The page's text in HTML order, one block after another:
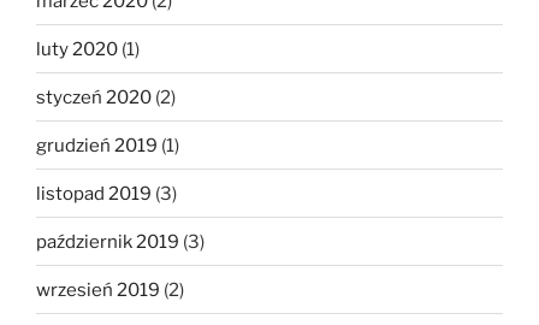
luty 2020 (1)
styczeń 2020 (2)
grudzień 2019 (1)
listopad 2019 (3)
październik 2019 (3)
wrzesień 2019 (2)